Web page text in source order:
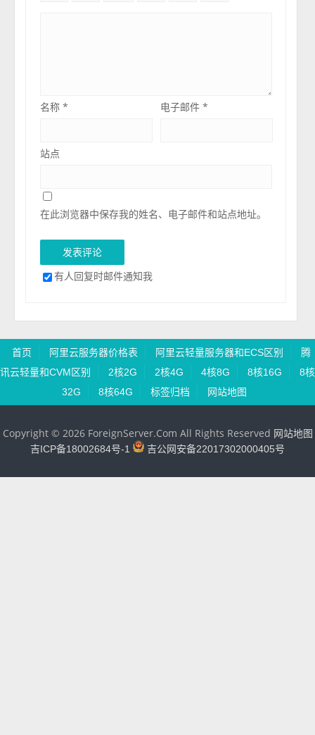
名称* 电子邮件*
站点
在此浏览器中保存我的姓名、电子邮件和站点地址。
有人回复时邮件通知我
首页 阿里云服务器价格表 阿里云轻量服务器和ECS区别
腾
讯云轻量和CVM区别
2核2G 2核4G 4核8G 8核16G
8核
32G
8核64G 标签归档 网站地图
Copyright © 2026 ForeignServer.Com All Rights Reserved 网站地图
吉ICP备18002684号-1
吉公网安备22017302000405号